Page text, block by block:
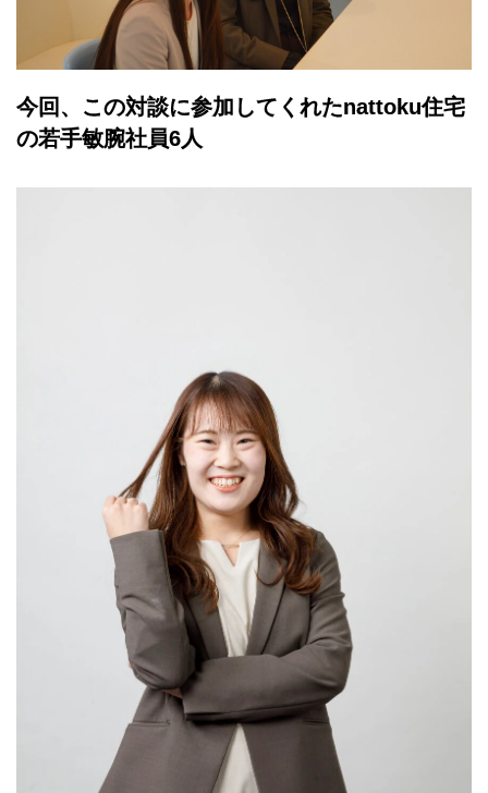
今回、この対談に参加してくれたnattoku住宅
の若手敏腕社員6人